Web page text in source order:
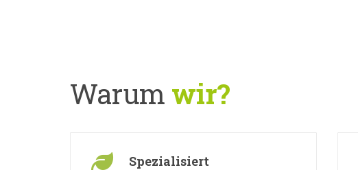
Warum wir?
Spezialisiert